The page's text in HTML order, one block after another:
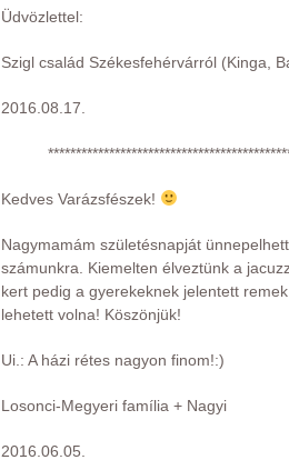
Üdvözlettel:
Szigl család Székesfehérvárról (Kinga,
2016.08.17.
Kedves Varázsfészek!
Nagymamám születésnapját
számunkra. Kiemelten élveztünk a
kert pedig a gyerekeknek jelentett
lehetett volna! Köszönjük!
Ui.: A házi rétes nagyon finom!:)
Losonci-Megyeri família + Nagyi
2016.06.05.